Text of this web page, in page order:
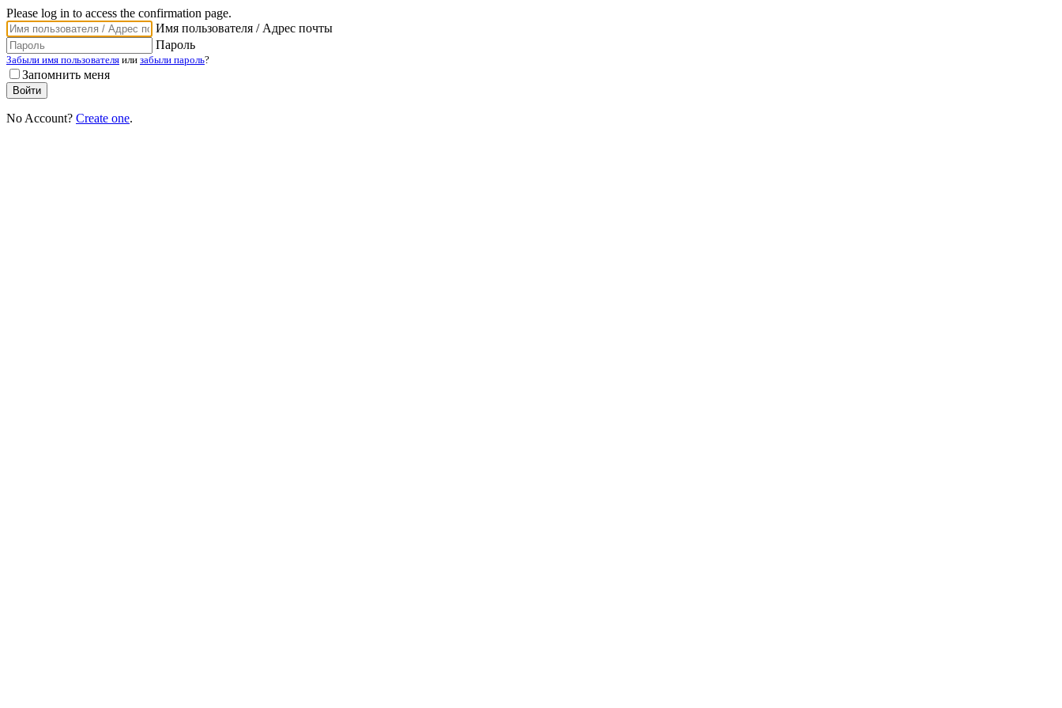
Please log in to access the confirmation page.
Имя пользователя / Адрес почты
Пароль
Забыли имя пользователя или забыли пароль?
Запомнить меня
No Account? Create one.